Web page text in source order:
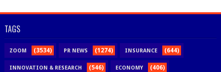
TAGS
ZOOM (3534) PR NEWS (1274) INSURANCE (644)
INNOVATION & RESEARCH (546) ECONOMY (406)